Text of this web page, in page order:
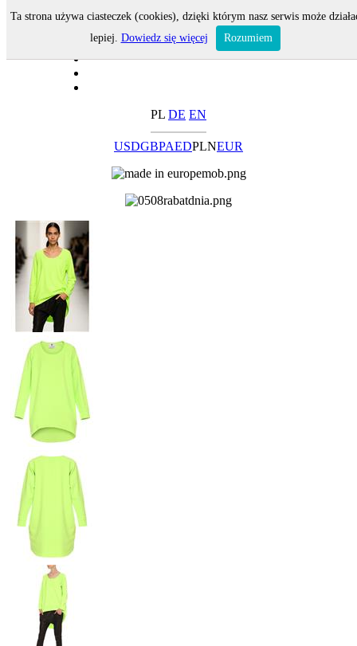
PL DE EN
USDGBPAEDPLNEUR
Ta strona używa ciasteczek (cookies), dzięki którym nasz serwis może
lepiej. Dowiedz się więcej Rozumiem